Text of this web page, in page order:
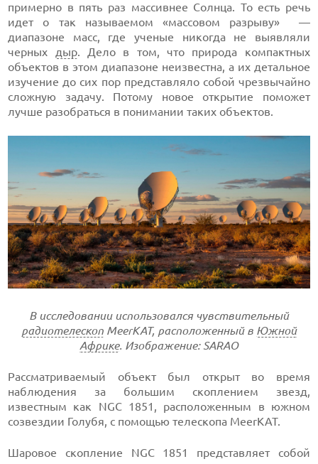
примерно в пять раз массивнее Солнца. То есть речь
идет о так называемом «массовом разрыву» —
диапазоне масс, где ученые никогда не выявляли
черных дыр. Дело в том, что природа компактных
объектов в этом диапазоне неизвестна, а их детальное
изучение до сих пор представляло собой чрезвычайно
сложную задачу. Потому новое открытие поможет
лучше разобраться в понимании таких объектов.
В исследовании использовался чувствительный
радиотелескоп MeerKAT, расположенный в Южной
Африке. Изображение: SARAO
Рассматриваемый объект был открыт во время
наблюдения за большим скоплением звезд,
известным как NGC 1851, расположенным в южном
созвездии Голубя, с помощью телескопа MeerKAT.
Шаровое скопление NGC 1851 представляет собой